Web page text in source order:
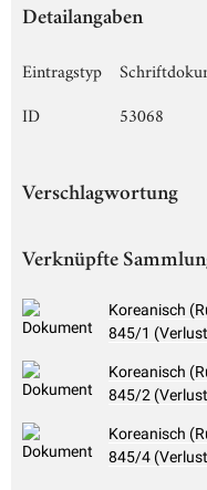
Detailangaben
Eintragstyp
ID
53068
Verschlagwortung
Verknüpfte
Koreanisch
845/1
Koreanisch
845/2
Koreanisch
845/4